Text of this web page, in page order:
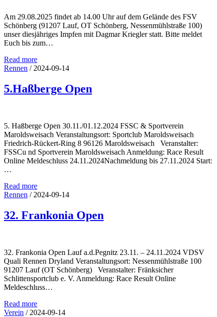
Meldungen zur DM in Lauf – Sonderregeln für
Gespanne
2025-10-13
Hallo, am 15.10.2025 wird die Anmeldung zur DM dryland in Lauf
freigeschaltet. Die Teilnehmer melden selbst – individuell – und
werden nicht vom Verein gemeldet (wie schon im vergangenen
Am 29.08.2025 findet ab 14.00 Uhr auf dem Gelände des FSV
Schönberg (91207 Lauf, OT Schönberg, Nessenmühlstraße 100)
unser diesjähriges Impfen mit Dagmar Kriegler statt. Bitte meldet
Euch bis zum…
Read more
Rennen / 2024-09-14
5.Haßberge Open
5. Haßberge Open 30.11./01.12.2024 FSSC & Sportverein
Maroldsweisach Veranstaltungsort: Sportclub Maroldsweisach
Friedrich­-Rückert-Ring 8 96126 Maroldsweisach Veranstalter:
FSSCu nd Sportverein Maroldsweisach Anmeldung: Race Result
Online Meldeschluss 24.11.2024Nachmeldung bis 27.11.2024 Start:
…
Read more
Rennen / 2024-09-14
32. Frankonia Open
32. Frankonia Open Lauf a.d.Pegnitz 23.11. – 24.11.2024 VDSV
Quali Rennen Dryland Veranstaltungsort: Nessenmühlstraße 100
91207 Lauf (OT Schönberg) Veranstalter: Fränksicher
Schlittensportclub e. V. Anmeldung: Race Result Online
Meldeschluss…
Read more
Verein / 2024-09-14